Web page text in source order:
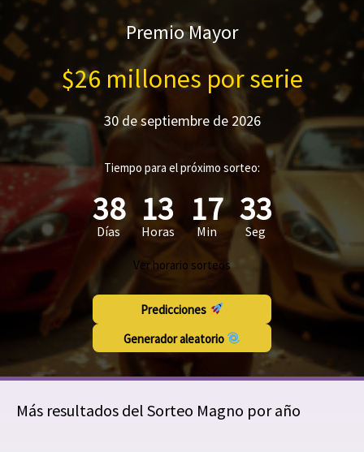
Premio Mayor
$26 millones por serie
30 de septiembre de 2026
Tiempo para el próximo sorteo:
38
Días
13
Horas
17
Min
33
Seg
Ver horario sorteos
Predicciones
Generador aleatorio
Más resultados del Sorteo Magno por año